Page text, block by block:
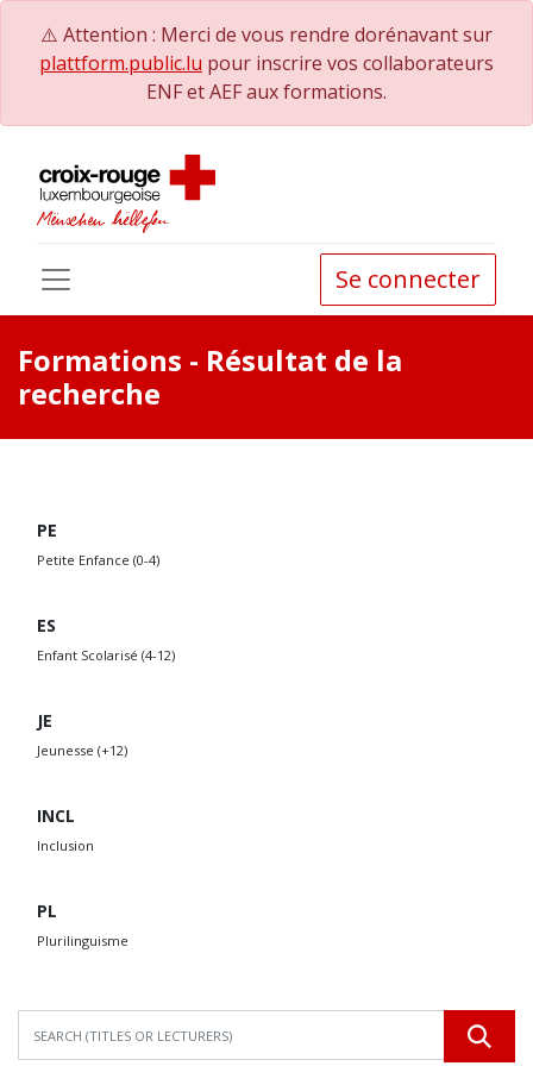
⚠️ Attention : Merci de vous rendre dorénavant sur
plattform.public.lu pour inscrire vos collaborateurs
ENF et AEF aux formations.
Se connecter
Formations - Résultat de la
recherche
PE
Petite Enfance (0-4)
ES
Enfant Scolarisé (4-12)
JE
Jeunesse (+12)
INCL
Inclusion
PL
Plurilinguisme